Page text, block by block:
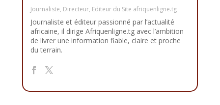
Journaliste, Directeur, Editeur du Site afriquenligne.tg
Journaliste et éditeur passionné par l’actualité
africaine, il dirige Afriquenligne.tg avec l’ambition
de livrer une information fiable, claire et proche
du terrain.